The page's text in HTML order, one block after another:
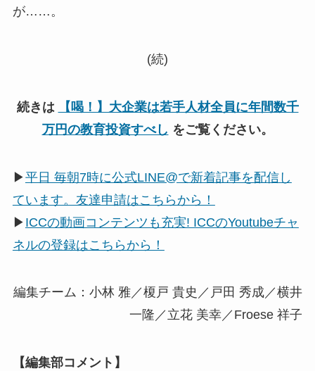
が……。
(続)
続きは
【喝！】大企業は若手人材全員に年間数千
万円の教育投資すべし をご覧ください。
▶平日 毎朝7時に公式LINE@で新着記事を配信し
ています。友達申請はこちらから！
▶ ICCの動画コンテンツも充実! ICCのYoutubeチャ
ネルの登録はこちらから！
編集チーム：小林 雅／榎戸 貴史／戸田 秀成／横井
一隆／立花 美幸／Froese 祥子
【編集部コメント】